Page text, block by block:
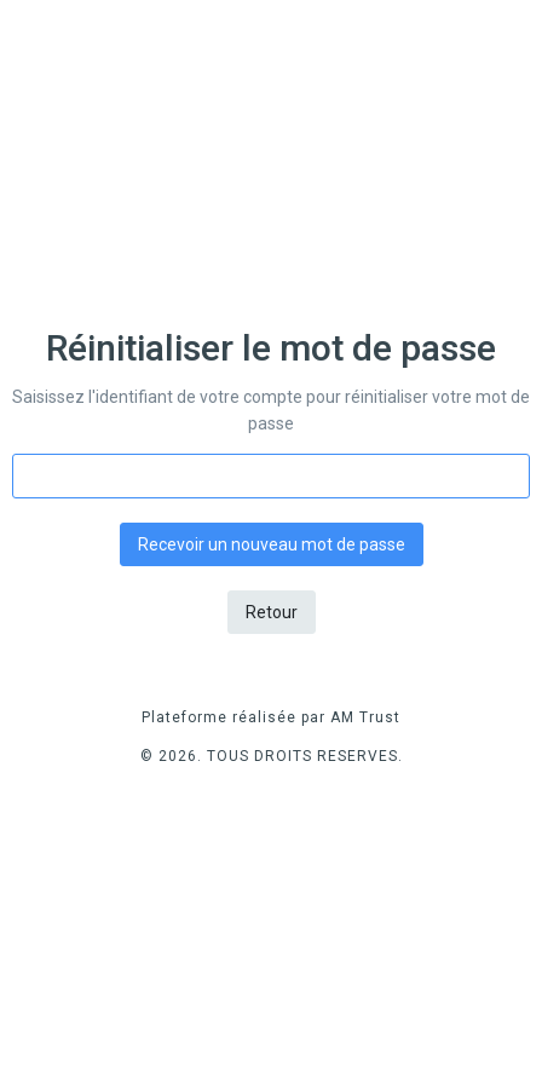
Réinitialiser le mot de passe
Saisissez l'identifiant de votre compte pour réinitialiser votre mot de
passe
Recevoir un nouveau mot de passe
Retour
Plateforme réalisée par AM Trust
© 2026. TOUS DROITS RESERVES.